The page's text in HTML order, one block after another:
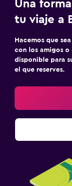
Una
tu viaje a
Hacemos que
con los amigos o
disponible para
el que reserves.